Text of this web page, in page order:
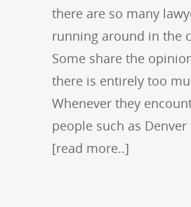
there are so many
running around in the
Some share the
there is entirely too
Whenever they
people such as Denver
[read more..]